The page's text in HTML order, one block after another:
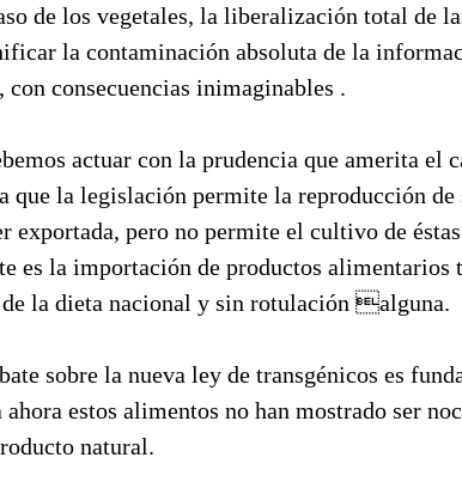
de los vegetales, la liberalización total de
la contaminación absoluta de la
con consecuencias inimaginables .
actuar con la prudencia que amerita el
que la legislación permite la reproducción
exportada, pero no permite el cultivo de
es la importación de productos alimentarios
la dieta nacional y sin rotulación alguna.
sobre la nueva ley de transgénicos es
ahora estos alimentos no han mostrado ser
natural.